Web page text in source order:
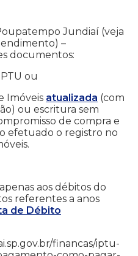
Jundiaí (veja
–
documentos:
ou
Imóveis atualizada (com
ou escritura sem
de compra e
efetuado o registro no
aos débitos do
referentes a anos
de Débito
financas/iptu-